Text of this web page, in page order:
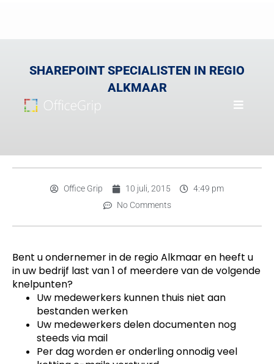
SHAREPOINT SPECIALISTEN IN REGIO
ALKMAAR
Office Grip 10 juli, 2015
4:49 pm
No Comments
Bent u ondernemer in de regio Alkmaar en heeft u
in uw bedrijf last van 1 of meerdere van de volgende
knelpunten?
Uw medewerkers kunnen thuis niet aan
bestanden werken
Uw medewerkers delen documenten nog
steeds via mail
Per dag worden er onderling onnodig veel